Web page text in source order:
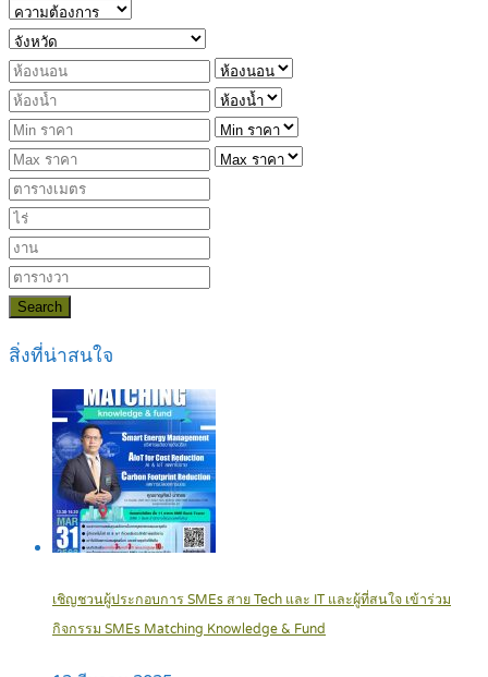
Search
สิ่งที่น่าสนใจ
เชิญชวนผู้ประกอบการ SMEs สาย Tech และ IT และผู้ที่สนใจ เข้าร่วม
กิจกรรม SMEs Matching Knowledge & Fund